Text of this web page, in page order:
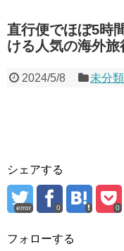
直行便でほぼ5時
ける人気の海外旅
2024/5/8 未分類
シェアする
error 0 0
フォローする